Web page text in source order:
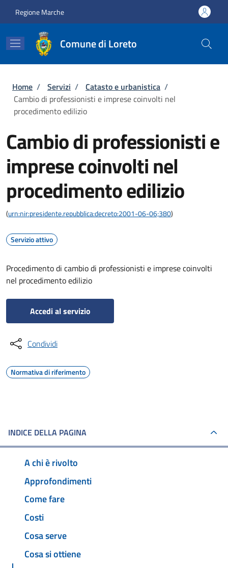
Regione Marche
Comune di Loreto
Briciole di pane
Home / Servizi / Catasto e urbanistica /
Cambio di professionisti e imprese coinvolti nel
procedimento edilizio
Cambio di professionisti e
imprese coinvolti nel
procedimento edilizio
(urn:nir:presidente.repubblica:decreto:2001-06-06;380)
Servizio attivo
Procedimento di cambio di professionisti e imprese coinvolti
nel procedimento edilizio
Accedi al servizio
Condividi
Normativa di riferimento
INDICE DELLA PAGINA
A chi è rivolto
Approfondimenti
Come fare
Costi
Cosa serve
Cosa si ottiene